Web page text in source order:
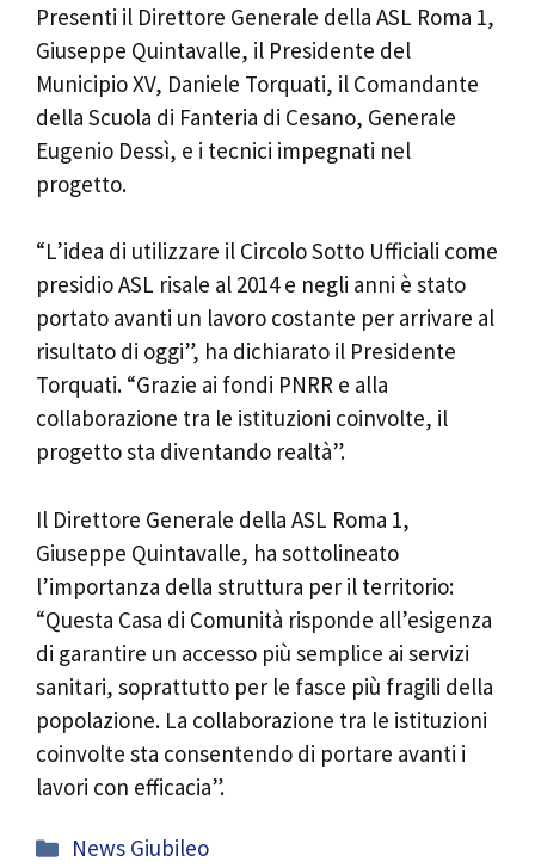
Presenti il Direttore Generale della ASL Roma 1,
Giuseppe Quintavalle, il Presidente del
Municipio XV, Daniele Torquati, il Comandante
della Scuola di Fanteria di Cesano, Generale
Eugenio Dessì, e i tecnici impegnati nel
progetto.
“L’idea di utilizzare il Circolo Sotto Ufficiali come
presidio ASL risale al 2014 e negli anni è stato
portato avanti un lavoro costante per arrivare al
risultato di oggi”, ha dichiarato il Presidente
Torquati. “Grazie ai fondi PNRR e alla
collaborazione tra le istituzioni coinvolte, il
progetto sta diventando realtà”.
Il Direttore Generale della ASL Roma 1,
Giuseppe Quintavalle, ha sottolineato
l’importanza della struttura per il territorio:
“Questa Casa di Comunità risponde all’esigenza
di garantire un accesso più semplice ai servizi
sanitari, soprattutto per le fasce più fragili della
popolazione. La collaborazione tra le istituzioni
coinvolte sta consentendo di portare avanti i
lavori con efficacia”.
Categorie
News Giubileo